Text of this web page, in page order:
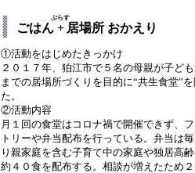
ごはん +
ぷらす
居場所 おかえり
①活動をはじめたきっかけ
２０１７年、狛江市で５名の母親が子ど
までの居場所づくりを目的に“共生食堂”
た。
②活動内容
月１回の食堂はコロナ禍で開催できず、
トリーや弁当配布を行っている。弁当は
り親家庭を含む子育て中の家庭や独居高
約４０食を配布する。相談が増えたため